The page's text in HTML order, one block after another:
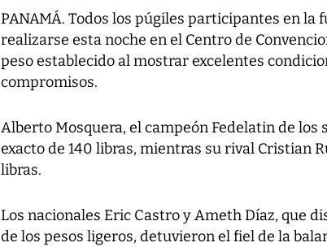
PANAMÁ. Todos los púgiles participantes en la
realizarse esta noche en el Centro de
peso establecido al mostrar excelentes
compromisos.
Alberto Mosquera, el campeón Fedelatin de los
exacto de 140 libras, mientras su rival Cristian
libras.
Los nacionales Eric Castro y Ameth Díaz, que
de los pesos ligeros, detuvieron el fiel de la